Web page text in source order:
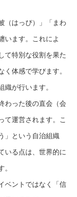
（はっぴ）」「まわ
います。これによ
て特別な役割を果た
く体感で学びます。
が行います。
わった後の直会（会
て運営されます。こ
」という自治組織
いる点は、世界的に
ベントではなく「信